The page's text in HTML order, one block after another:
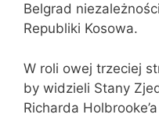
Belgrad
Republiki Kosowa.
W roli owej trzeciej
by widzieli Stany
Richarda